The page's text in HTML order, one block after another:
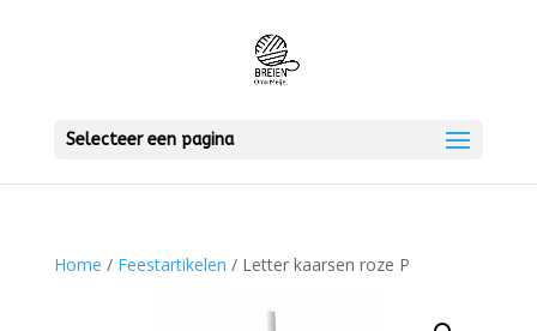
Selecteer een pagina
Home / Feestartikelen / Letter kaarsen roze P